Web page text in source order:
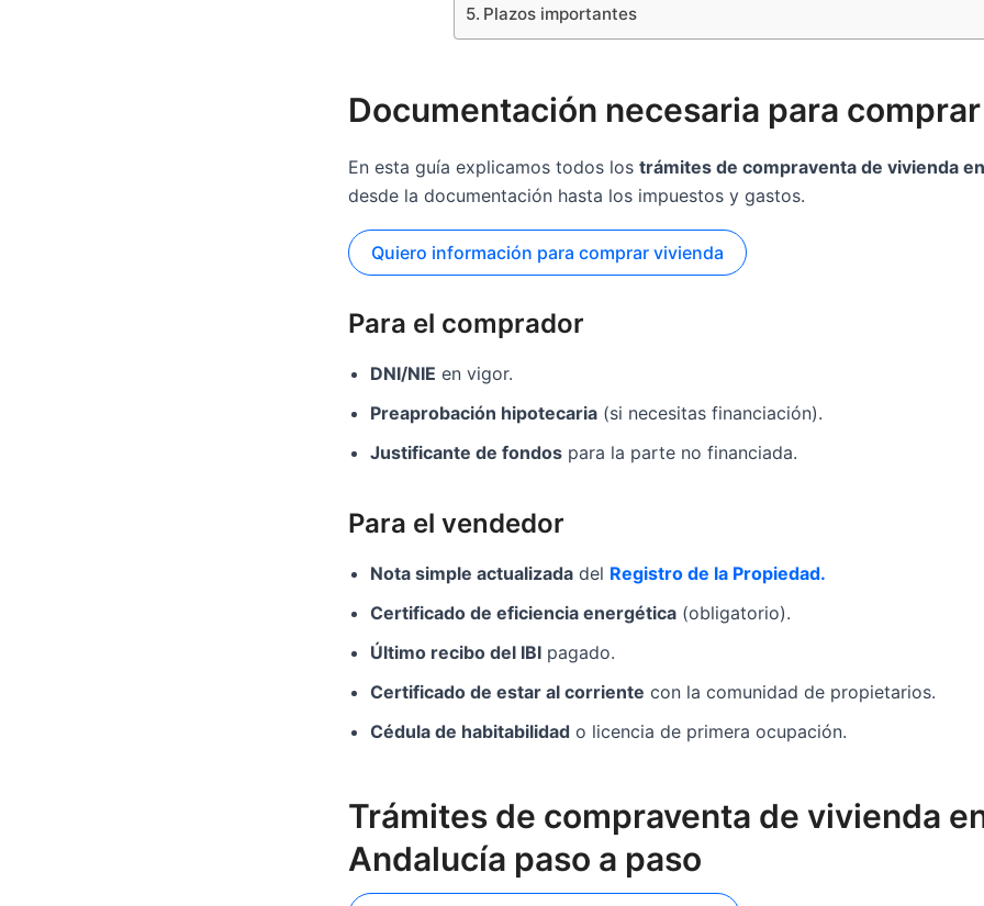
Plazos importantes
Documentación necesaria para comprar
En esta guía explicamos todos los trámites de compraventa de vivienda
desde la documentación hasta los impuestos y gastos.
Quiero información para comprar vivienda
Para el comprador
DNI/NIE en vigor.
Preaprobación hipotecaria (si necesitas financiación).
Justificante de fondos para la parte no financiada.
Para el vendedor
Nota simple actualizada del Registro de la Propiedad.
Certificado de eficiencia energética (obligatorio).
Último recibo del IBI pagado.
Certificado de estar al corriente con la comunidad de propietarios.
Cédula de habitabilidad o licencia de primera ocupación.
Trámites de compraventa de vivienda
Andalucía paso a paso